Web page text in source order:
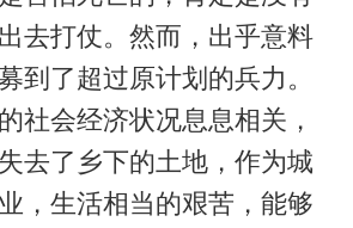
去打仗。然而，出乎意料
到了超过原计划的兵力。
社会经济状况息息相关，
去了乡下的土地，作为城
，生活相当的艰苦，能够